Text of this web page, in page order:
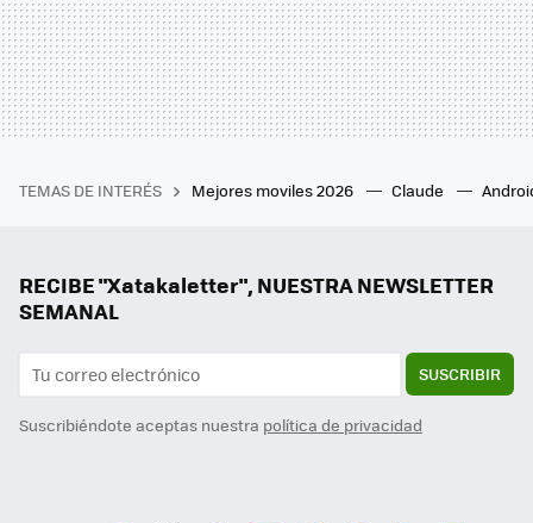
TEMAS DE INTERÉS Mejores moviles 2026 Claude
RECIBE "Xatakaletter", NUESTRA NEWSLETTER
SEMANAL
SUSCRIBIR
Suscribiéndote aceptas nuestra política de privacidad